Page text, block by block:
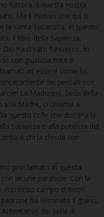
tuttora di questa nostra
Ma il motivo che qui ci
la santa Eucaristia, in questo
il libro della Sapienza,
ha creato l’universo, lo
con giustizia mite e
ad essere come lui,
dei peccati con
La Madonna, Sede della
sua Madre, ci chiama a
questo colle che domina la
sapienza e alla potenza del
a chi la chiede con
proclamato in questa
alcune parabole. Con la
immenso campo di buon
ha seminato il grano,
tentativo dei servi di